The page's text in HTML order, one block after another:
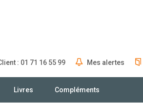
: 01 71 16 55 99 Mes alertes
Livres Compléments